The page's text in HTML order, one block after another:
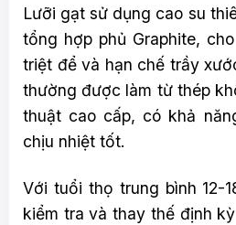
Lưỡi gạt sử dụng cao su
tổng hợp phủ Graphite,
triệt để và hạn chế trầy
thường được làm từ thép
thuật cao cấp, có khả
chịu nhiệt tốt.
Với tuổi thọ trung bình 12-
kiểm tra và thay thế định